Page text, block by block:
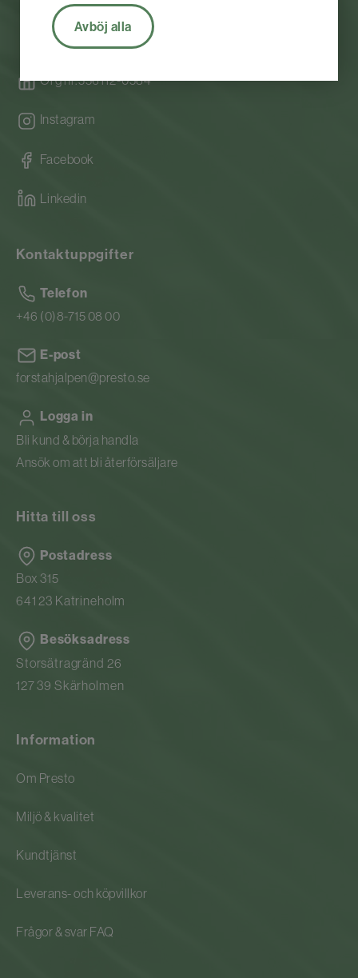
Avböj alla
Org nr.556112-0584
Instagram
Facebook
Linkedin
Kontaktuppgifter
Telefon
+46 (0)8-715 08 00
E-post
forstahjalpen@presto.se
Logga in
Bli kund & börja handla
Ansök om att bli återförsäljare
Hitta till oss
Postadress
Box 315
641 23 Katrineholm
Besöksadress
Storsätragränd 26
127 39 Skärholmen
Information
Om Presto
Miljö & kvalitet
Kundtjänst
Leverans- och köpvillkor
Frågor & svar FAQ